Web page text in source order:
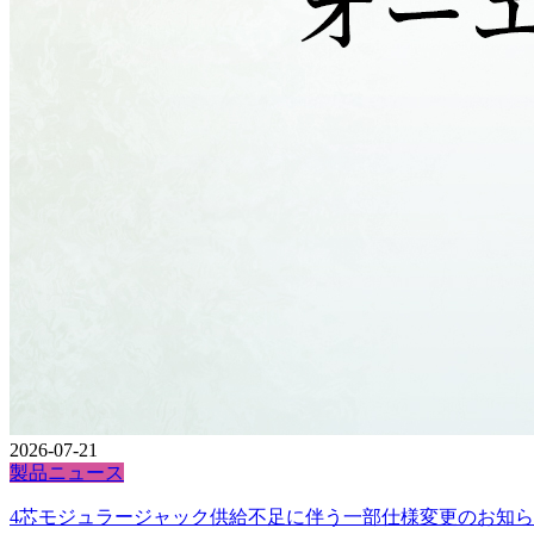
2026-07-21
製品ニュース
4芯モジュラージャック供給不足に伴う一部仕様変更のお知